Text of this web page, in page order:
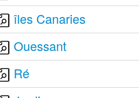
îles Canaries
Ouessant
Ré